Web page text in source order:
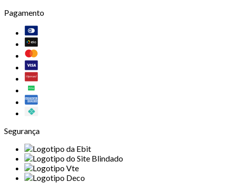
Pagamento
Segurança